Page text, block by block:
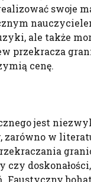
swoje
ale także
przekracza
cenę.
jest
w
czy
Faustyczny